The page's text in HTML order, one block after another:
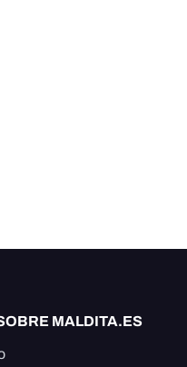
MALDITA.ES